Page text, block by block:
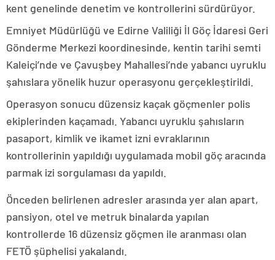
kent genelinde denetim ve kontrollerini sürdürüyor.
Emniyet Müdürlüğü ve Edirne Valiliği İl Göç İdaresi Geri
Gönderme Merkezi koordinesinde, kentin tarihi semti
Kaleiçi’nde ve Çavuşbey Mahallesi’nde yabancı uyruklu
şahıslara yönelik huzur operasyonu gerçekleştirildi.
Operasyon sonucu düzensiz kaçak göçmenler polis
ekiplerinden kaçamadı. Yabancı uyruklu şahısların
pasaport, kimlik ve ikamet izni evraklarının
kontrollerinin yapıldığı uygulamada mobil göç aracında
parmak izi sorgulaması da yapıldı.
Önceden belirlenen adresler arasında yer alan apart,
pansiyon, otel ve metruk binalarda yapılan
kontrollerde 16 düzensiz göçmen ile aranması olan
FETÖ şüphelisi yakalandı.